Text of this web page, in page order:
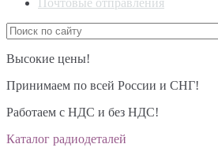
Почтовые отправления
Высокие цены!
Принимаем по всей России и СНГ!
Работаем с НДС и без НДС!
Каталог радиодеталей